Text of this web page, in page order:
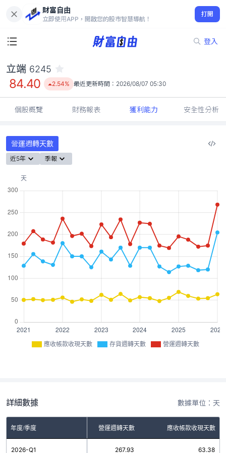
財富自由
立即使用APP，開啟您的股市智慧導航！
打開
登入
84.40
2.54%
立端 6245
84.40 2.54% 最近更新時間： 2026/08/07 05:30
個股概覽 財務報表 獲利能力 安全性分析
營運週轉天數
近5年 季報
應收帳款收現天數 存貨週轉天數 營運週轉天數
詳細數據 數據單位：天
年度/季度
存貨週轉天數 營運週轉天數 應收帳款收現天數
2026-Q1204.55 267.93 63.38